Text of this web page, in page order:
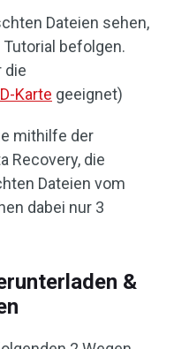
Dateien sehen,
befolgen.
die
Karte geeignet)
mithilfe der
Recovery, die
Dateien vom
dabei nur 3
&